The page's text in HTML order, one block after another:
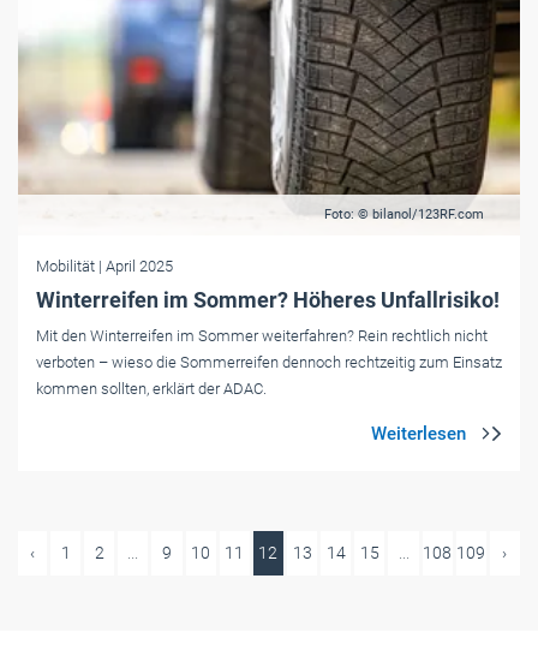
Foto: © bilanol/123RF.com
Mobilität | April 2025
Winterreifen im Sommer? Höheres Unfallrisiko!
Mit den Winterreifen im Sommer weiterfahren? Rein rechtlich nicht
verboten – wieso die Sommerreifen dennoch rechtzeitig zum Einsatz
kommen sollten, erklärt der ADAC.
‹ 1 2 ... 9 10 11 12 13 14 15 ... 108 109 ›